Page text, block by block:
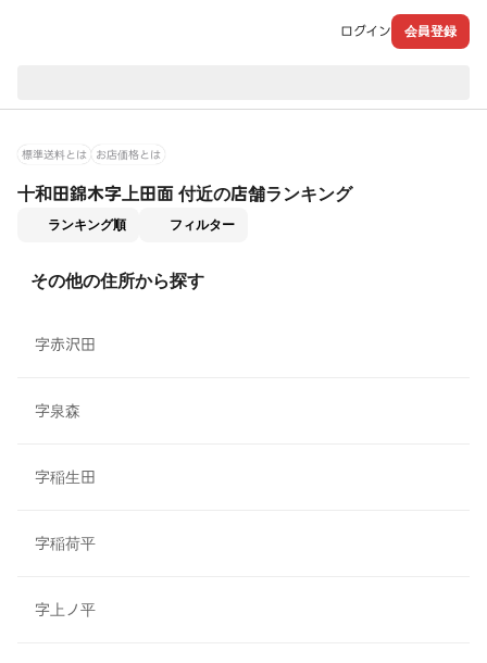
ログイン 会員登録
標準送料とは お店価格とは
十和田錦木字上田面 付近の店舗ランキング
ランキング順 フィルター適用なし
その他の住所から探す
字赤沢田
字泉森
字稲生田
字稲荷平
字上ノ平